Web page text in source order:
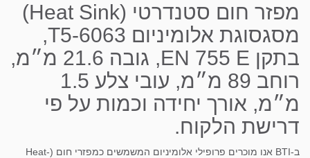
מפזר חום סטנדרטי (Heat Sink)
מסגסוגת אלומיניום T5-6063,
בתקן EN 755 E, גובה 21.6 מ״מ,
רוחב 89 מ״מ, עובי צלע 1.5
מ״מ, אורך יחידה וכמות על פי
דרישת הלקוח.
ב-BTI אנו מוכרים פרופילי אלומיניום המשמשים כמפזרי חום (Heat-